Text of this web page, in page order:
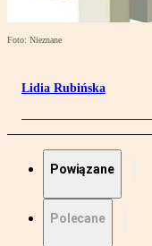
Foto: Nieznane
Lidia Rubińska
Powiązane
Polecane